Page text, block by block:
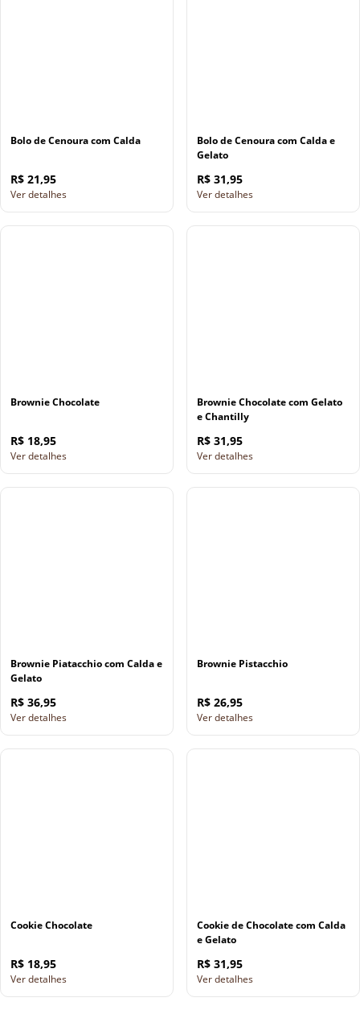
Bolo de Cenoura com Calda
R$ 21,95
Ver detalhes
Bolo de Cenoura com Calda e
Gelato
R$ 31,95
Ver detalhes
Brownie Chocolate
R$ 18,95
Ver detalhes
Brownie Chocolate com Gelato
e Chantilly
R$ 31,95
Ver detalhes
Brownie Piatacchio com Calda e
Gelato
R$ 36,95
Ver detalhes
Brownie Pistacchio
R$ 26,95
Ver detalhes
Cookie Chocolate
R$ 18,95
Ver detalhes
Cookie de Chocolate com Calda
e Gelato
R$ 31,95
Ver detalhes